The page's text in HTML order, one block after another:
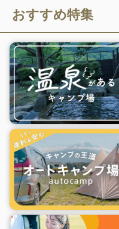
おすすめ特集